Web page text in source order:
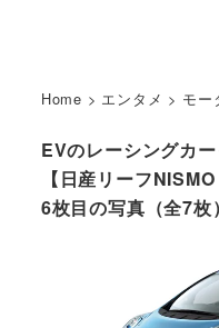
Home > エンタメ > モー
EVのレーシングカ
【日産リーフ
6枚目の写真（全7枚）